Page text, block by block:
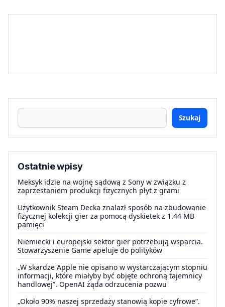
Szukaj
Ostatnie wpisy
Meksyk idzie na wojnę sądową z Sony w związku z
zaprzestaniem produkcji fizycznych płyt z grami
Użytkownik Steam Decka znalazł sposób na zbudowanie
fizycznej kolekcji gier za pomocą dyskietek z 1.44 MB
pamięci
Niemiecki i europejski sektor gier potrzebują wsparcia.
Stowarzyszenie Game apeluje do polityków
„W skardze Apple nie opisano w wystarczającym stopniu
informacji, które miałyby być objęte ochroną tajemnicy
handlowej”. OpenAI żąda odrzucenia pozwu
„Około 90% naszej sprzedaży stanowią kopie cyfrowe”.